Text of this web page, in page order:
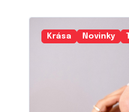
Krása Novinky